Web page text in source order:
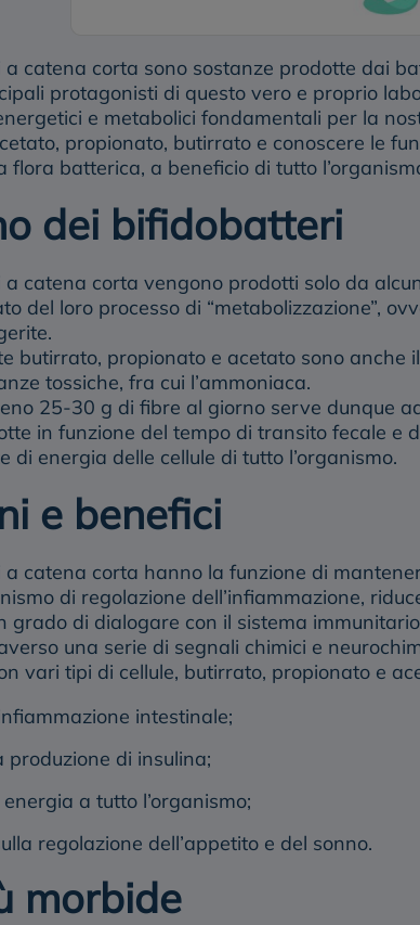
a catena corta sono sostanze prodotte dai
protagonisti di questo vero e proprio
e metabolici fondamentali per la
propionato, butirrato e conoscere le
flora batterica, a beneficio di tutto
dei bifidobatteri
a catena corta vengono prodotti solo da
del loro processo di “metabolizzazione”,
butirrato, propionato e acetato sono
tossiche, fra cui l’ammoniaca.
25-30 g di fibre al giorno serve dunque
in funzione del tempo di transito fecale e
di energia delle cellule di tutto l’organismo.
e benefici
a catena corta hanno la funzione di
di regolazione dell’infiammazione,
grado di dialogare con il sistema
una serie di segnali chimici e
vari tipi di cellule, butirrato, propionato e
intestinale;
produzione di insulina;
a tutto l’organismo;
regolazione dell’appetito e del sonno.
morbide